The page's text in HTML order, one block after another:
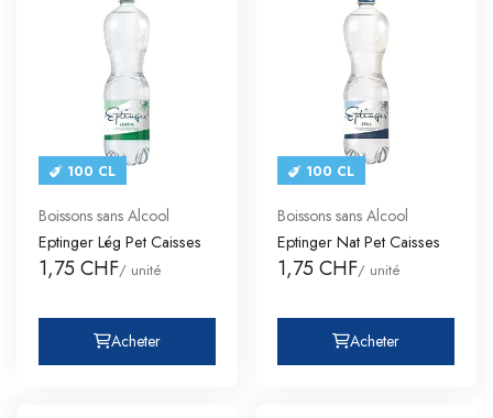
100 CL
Boissons sans Alcool
Eptinger Lég Pet Caisses
1,75 CHF/ unité
Acheter
100 CL
Boissons sans Alcool
Eptinger Nat Pet Caisses
1,75 CHF/ unité
Acheter